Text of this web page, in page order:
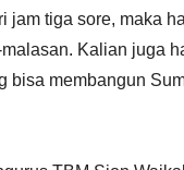
jam tiga sore, maka
Kalian juga
bisa membangun